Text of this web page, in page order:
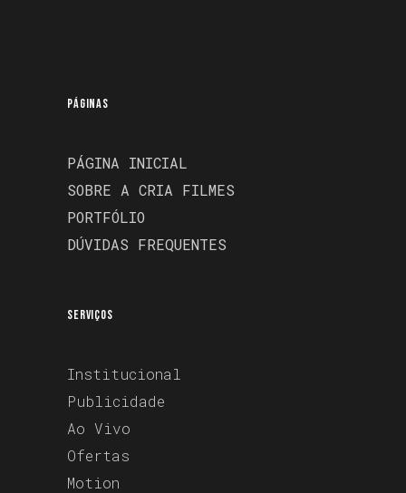
PÁGINAS
PÁGINA INICIAL
SOBRE A CRIA FILMES
PORTFÓLIO
DÚVIDAS FREQUENTES
SERVIÇOS
Institucional
Publicidade
Ao Vivo
Ofertas
Motion